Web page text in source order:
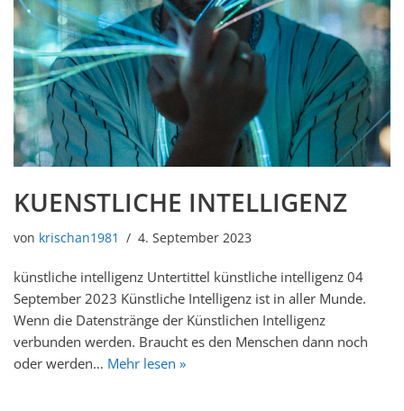
KUENSTLICHE INTELLIGENZ
von krischan1981 4. September 2023
künstliche intelligenz Untertittel künstliche intelligenz 04
September 2023 Künstliche Intelligenz ist in aller Munde.
Wenn die Datenstränge der Künstlichen Intelligenz
verbunden werden. Braucht es den Menschen dann noch
oder werden… Mehr lesen »